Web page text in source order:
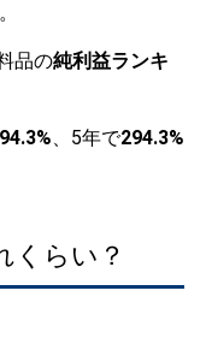
品の純利益ランキ
、5年で294.3%
くらい？